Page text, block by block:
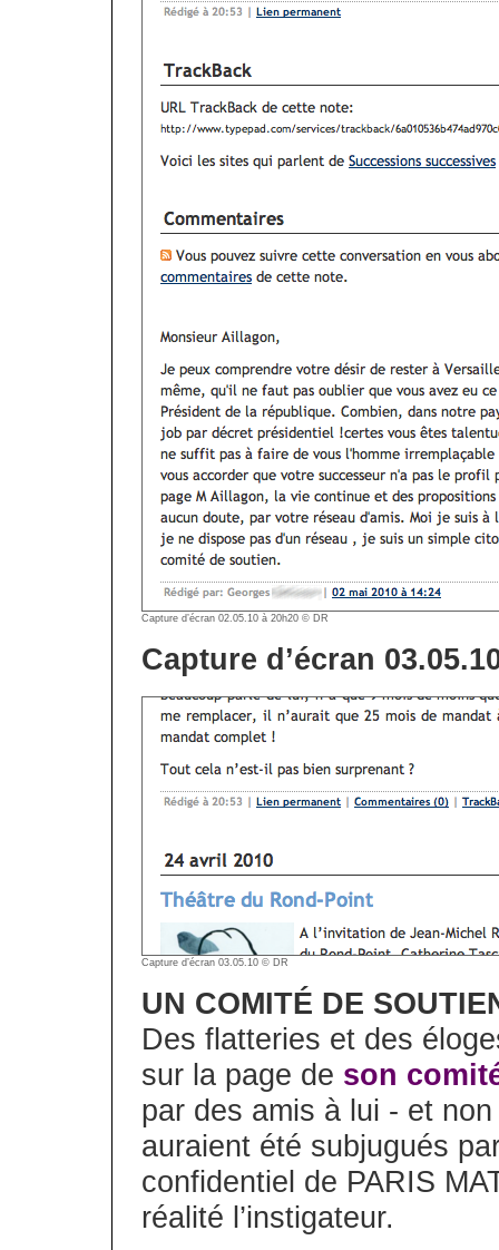
Capture d’écran 02.05.10 à 20h20 © DR
Capture d’écran
Capture d’écran 03.05.10 © DR
UN COMITÉ DE
Des flatteries et des
sur la page de son
par des amis à lui - et
auraient été subjugués
confidentiel de PARIS
réalité l’instigateur.